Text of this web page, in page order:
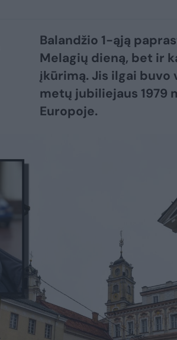
Balandžio 1-ąją
Melagių dieną, bet ir
įkūrimą. Jis ilgai
metų jubiliejaus 1979
Europoje.